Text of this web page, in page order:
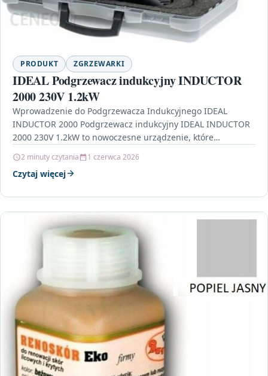
PRODUKT ZGRZEWARKI
IDEAL Podgrzewacz indukcyjny INDUCTOR
2000 230V 1.2kW
Wprowadzenie do Podgrzewacza Indukcyjnego IDEAL
INDUCTOR 2000 Podgrzewacz indukcyjny IDEAL INDUCTOR
2000 230V 1.2kW to nowoczesne urządzenie, które
2 minuty czytania 1 czerwca 2026
Czytaj więcej